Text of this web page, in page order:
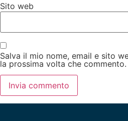
Sito web
Salva il mio nome, email e sito
la prossima volta che commento.